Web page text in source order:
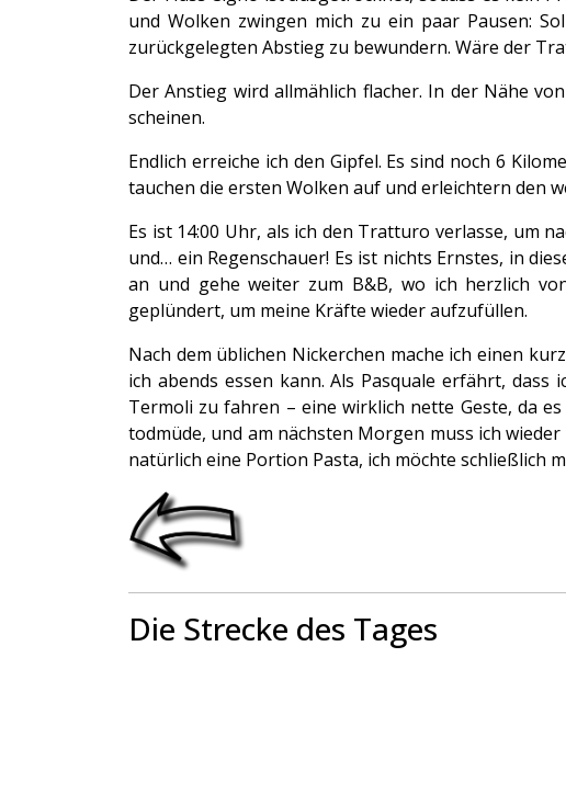
und Wolken zwingen mich zu ein paar Pausen:
zurückgelegten Abstieg zu bewundern. Wäre der
Der Anstieg wird allmählich flacher. In der Nähe
scheinen.
Endlich erreiche ich den Gipfel. Es sind noch 6
tauchen die ersten Wolken auf und erleichtern den
Es ist 14:00 Uhr, als ich den Tratturo verlasse, um
und… ein Regenschauer! Es ist nichts Ernstes, in
an und gehe weiter zum B&B, wo ich herzlich
geplündert, um meine Kräfte wieder aufzufüllen.
Nach dem üblichen Nickerchen mache ich einen
ich abends essen kann. Als Pasquale erfährt,
Termoli zu fahren – eine wirklich nette Geste, da
todmüde, und am nächsten Morgen muss ich
natürlich eine Portion Pasta, ich möchte schließlich
Die Strecke des Tages